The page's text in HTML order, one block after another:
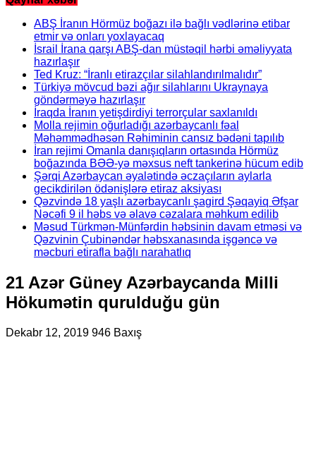
ABŞ İranın Hörmüz boğazı ilə bağlı vədlərinə etibar
etmir və onları yoxlayacaq
İsrail İrana qarşı ABŞ-dan müstəqil hərbi əməliyyata
hazırlaşır
Ted Kruz: “İranlı etirazçılar silahlandırılmalıdır”
Türkiyə mövcud bəzi ağır silahlarını Ukraynaya
göndərməyə hazırlaşır
İraqda İranın yetişdirdiyi terrorçular saxlanıldı
Molla rejimin oğurladığı azərbaycanlı fəal
Məhəmmədhəsən Rəhiminin cansız bədəni tapılıb
İran rejimi Omanla danışıqların ortasında Hörmüz
boğazında BƏƏ-yə məxsus neft tankerinə hücum edib
Şərqi Azərbaycan əyalətində əczaçıların aylarla
gecikdirilən ödənişlərə etiraz aksiyası
Qəzvində 18 yaşlı azərbaycanlı şagird Şəqayiq Əfşar
Nəcəfi 9 il həbs və əlavə cəzalara məhkum edilib
Məsud Türkmən-Münfərdin həbsinin davam etməsi və
Qəzvinin Çubinəndər həbsxanasında işgəncə və
məcburi etirafla bağlı narahatlıq
21 Azər Güney Azərbaycanda Milli
Hökumətin qurulduğu gün
Dekabr 12, 2019 946 Baxış